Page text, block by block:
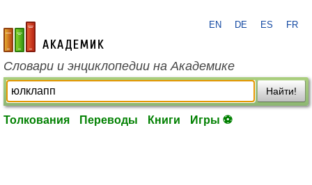
academic.ru
EN DE ES FR
Словари и энциклопедии на Академике
Найти!
Толкования Переводы Книги Игры ⚽